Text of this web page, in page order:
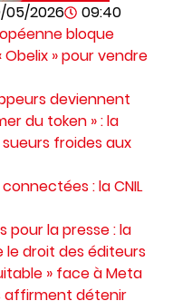
05/2026
09:40
bloque
Obelix » pour vendre
deviennent
du token » : la
froides aux
: la CNIL
pour la presse : la
le droit des éditeurs
» face à Meta
affirment détenir